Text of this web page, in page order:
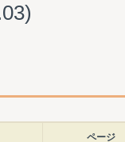
ページ